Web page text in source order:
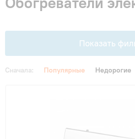
Монтаж
Показать
Сначала: Популярные Недорогие